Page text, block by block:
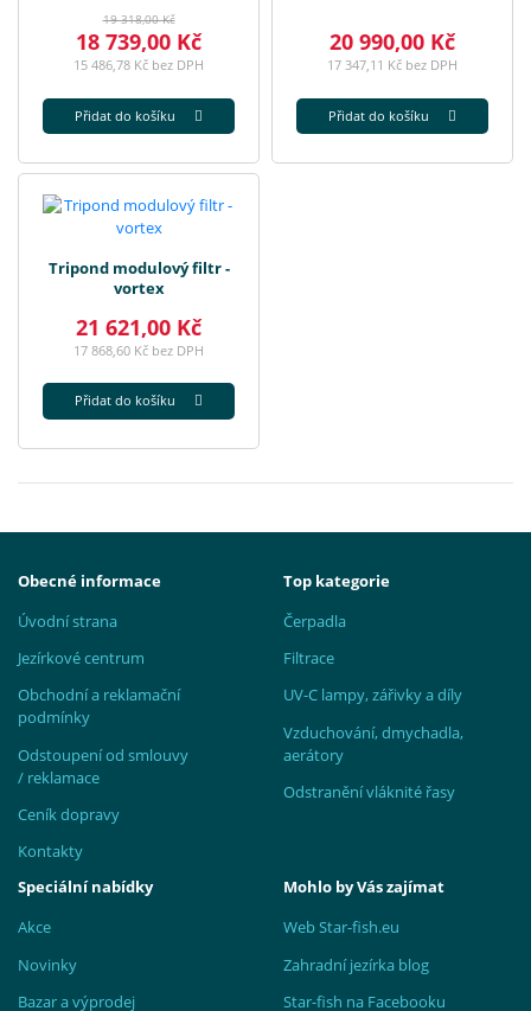
19 318,00 Kč
18 739,00 Kč
15 486,78 Kč bez DPH
Přidat do košíku
20 990,00 Kč
17 347,11 Kč bez DPH
Přidat do košíku
Tripond modulový filtr -
vortex
21 621,00 Kč
17 868,60 Kč bez DPH
Přidat do košíku
Obecné informace
Úvodní strana
Jezírkové centrum
Obchodní a reklamační
podmínky
Odstoupení od smlouvy
/ reklamace
Ceník dopravy
Kontakty
Top kategorie
Čerpadla
Filtrace
UV-C lampy, zářivky a díly
Vzduchování, dmychadla,
aerátory
Odstranění vláknité řasy
Speciální nabídky
Akce
Novinky
Bazar a výprodej
Mohlo by Vás zajímat
Web Star-fish.eu
Zahradní jezírka blog
Star-fish na Facebooku